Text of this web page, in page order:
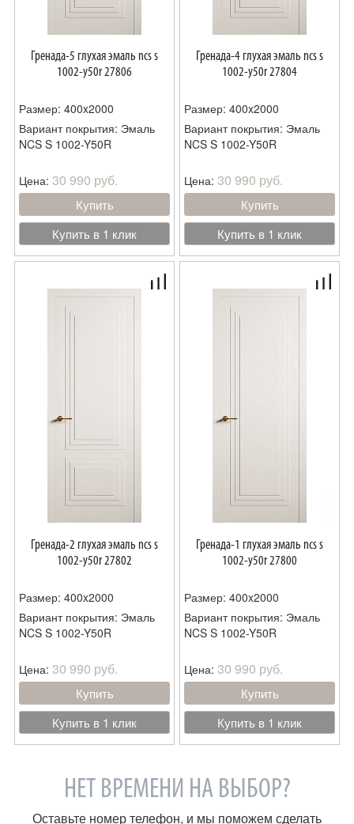
Гренада-5 глухая эмаль ncs s
1002-y50r 27806
Размер: 400x2000
Вариант покрытия: Эмаль
NCS S 1002-Y50R
Цена: 30 990 руб.
Купить
Купить в 1 клик
Гренада-4 глухая эмаль ncs s
1002-y50r 27804
Размер: 400x2000
Вариант покрытия: Эмаль
NCS S 1002-Y50R
Цена: 30 990 руб.
Купить
Купить в 1 клик
Гренада-2 глухая эмаль ncs s
1002-y50r 27802
Размер: 400x2000
Вариант покрытия: Эмаль
NCS S 1002-Y50R
Цена: 30 990 руб.
Купить
Купить в 1 клик
Гренада-1 глухая эмаль ncs s
1002-y50r 27800
Размер: 400x2000
Вариант покрытия: Эмаль
NCS S 1002-Y50R
Цена: 30 990 руб.
Купить
Купить в 1 клик
НЕТ ВРЕМЕНИ НА ВЫБОР?
Оставьте номер телефон, и мы поможем сделать